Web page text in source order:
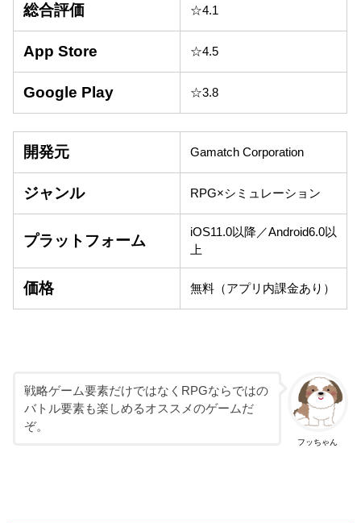
総合評価 ☆4.1
App Store ☆4.5
Google Play ☆3.8
開発元 Gamatch Corporation
ジャンル RPG×シミュレーション
プラットフォーム
iOS11.0以降／Android6.0以
上
価格 無料（アプリ内課金あり）
フッちゃん
戦略ゲーム要素だけではなくRPGならではの
バトル要素も楽しめるオススメのゲームだ
ぞ。